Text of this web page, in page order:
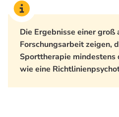
Die Ergebnisse einer groß
Forschungsarbeit zeigen,
Sporttherapie mindestens
wie eine